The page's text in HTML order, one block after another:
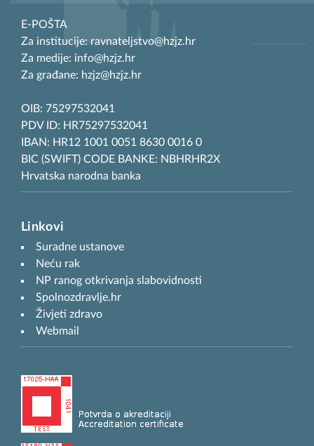
E-POŠTA
Za institucije: ravnateljstvo@hzjz.hr
Za medije: info@hzjz.hr
Za građane: hzjz@hzjz.hr
OIB: 75297532041
PDV ID: HR75297532041
IBAN: HR12 1001 0051 8630 0016 0
BIC (SWIFT) CODE BANKE: NBHRHR2X
Hrvatska narodna banka
Linkovi
Suradne ustanove
Neću rak
NP ranog otkrivanja slabovidnosti
Spolnozdravlje.hr
Živjeti zdravo
Webmail